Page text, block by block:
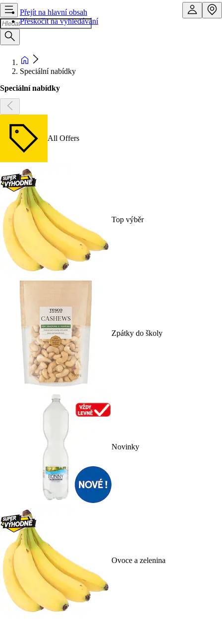
Přejít na hlavní obsah
Přeskočit na vyhledávání
Speciální nabídky
Speciální nabídky
All Offers
Top výběr
Zpátky do školy
Novinky
Ovoce a zelenina